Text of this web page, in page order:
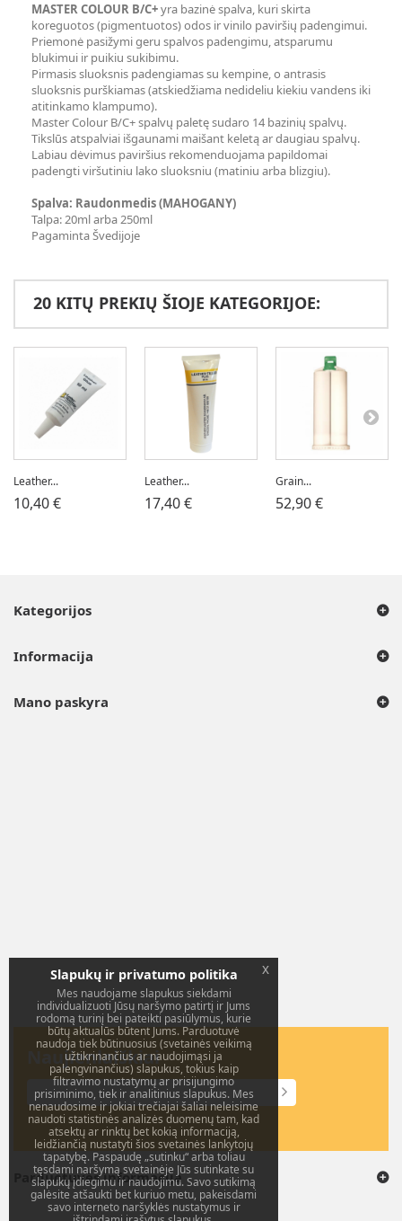
MASTER COLOUR B/C+yra bazinė spalva, kuri skirta
koreguotos (pigmentuotos) odos ir vinilo paviršių padengimui.
Priemonė pasižymi geru spalvos padengimu, atsparumu
blukimui ir puikiu sukibimu.
Pirmasis sluoksnis padengiamas su kempine, o antrasis
sluoksnis purškiamas (atskiedžiama nedideliu kiekiu vandens iki
atitinkamo klampumo).
Master Colour B/C+ spalvų paletę sudaro 14 bazinių spalvų.
Tikslūs atspalviai išgaunami maišant keletą ar daugiau spalvų.
Labiau dėvimus paviršius rekomenduojama papildomai
padengti viršutiniu lako sluoksniu (matiniu arba blizgiu).
Spalva: Raudonmedis (MAHOGANY)
Talpa: 20ml arba 250ml
Pagaminta Švedijoje
20 KITŲ PREKIŲ ŠIOJE KATEGORIJOE:
Leather...
10,40 €
Leather...
17,40 €
Grain...
52,90 €
Kategorijos
Informacija
Mano paskyra
Naujienlaiškiai
Parduotuvės informacija
Slapukų ir privatumo politika
Mes naudojame slapukus siekdami
individualizuoti Jūsų naršymo patirtį ir Jums
rodomą turinį bei pateikti pasiūlymus, kurie
būtų aktualūs būtent Jums. Parduotuvė
naudoja tiek būtinuosius (svetainės veikimą
užtikrinančius ar naudojimąsi ja
palengvinančius) slapukus, tokius kaip
filtravimo nustatymų ar prisijungimo
prisiminimo, tiek ir analitinius slapukus. Mes
nenaudosime ir jokiai trečiajai šaliai neleisime
naudoti statistinės analizės duomenų tam, kad
atsektų ar rinktų bet kokią informaciją,
leidžiančią nustatyti šios svetainės lankytojų
tapatybę. Paspaudę „sutinku“ arba toliau
tęsdami naršymą svetainėje Jūs sutinkate su
slapukų įdiegimu ir naudojimu. Savo sutikimą
galėsite atšaukti bet kuriuo metu, pakeisdami
savo interneto naršyklės nustatymus ir
x